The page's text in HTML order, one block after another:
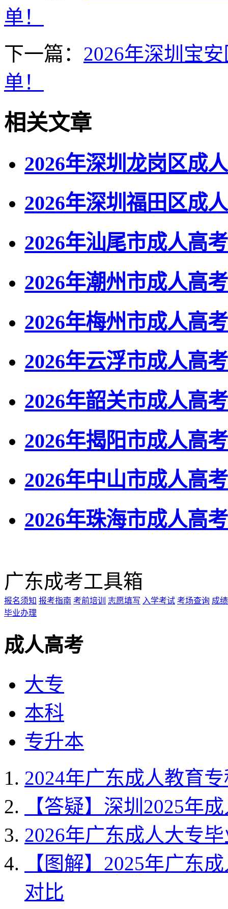
单！
下一篇： 2026年深圳宝
单！
相关文章
2026年深圳龙岗区成
2026年深圳福田区成
2026年汕尾市成人高
2026年潮州市成人高
2026年梅州市成人高
2026年云浮市成人高
2026年韶关市成人高
2026年揭阳市成人高
2026年中山市成人高
2026年珠海市成人高
广东成考工具箱
报名须知 报考指南 考前培训 志愿填写 入学考试 考场查询 成
毕业办理
成人高考
大专
本科
专升本
2024年广东成人教育
【答疑】深圳2025年
2026年广东成人大专
【图解】2025年广东
对比